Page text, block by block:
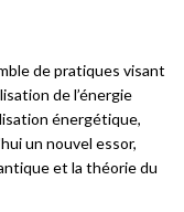
de pratiques visant
de l’énergie
énergétique,
un nouvel essor,
et la théorie du